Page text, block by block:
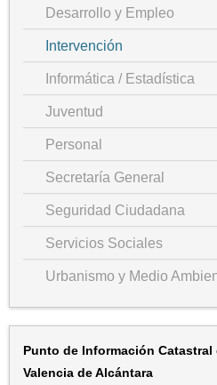
Desarrollo y Empleo
Intervención
Informática / Estadística
Juventud
Personal
Secretaría General
Seguridad Ciudadana
Servicios Sociales
Urbanismo y Medio
Punto de Información
Valencia de Alcántara